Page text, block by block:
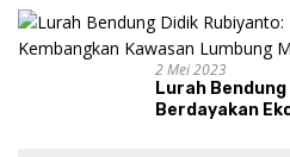
dan Syukuri
2 Mei 2023
Lurah
Berdayakan